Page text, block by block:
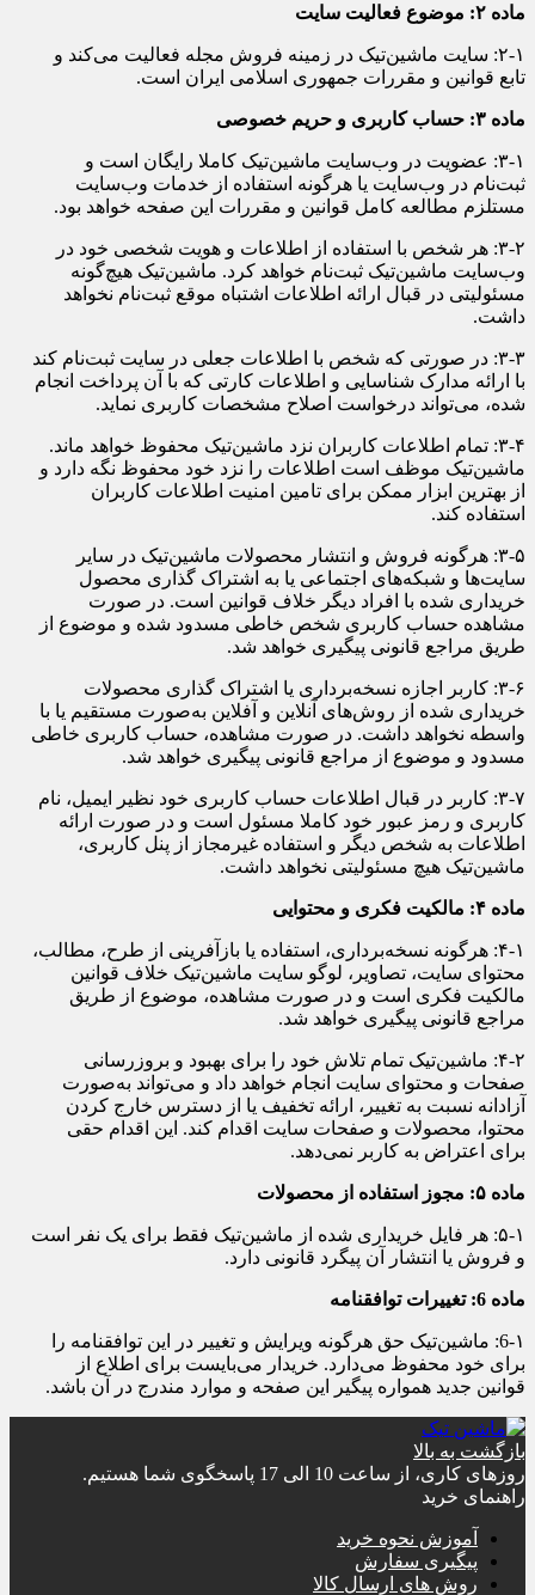
ماده ۲: موضوع فعالیت سایت
۲-۱: سایت ماشین‌تیک در زمینه فروش مجله فعالیت می‌کند و
تابع قوانین و مقررات جمهوری اسلامی ایران است.
ماده ۳: حساب کاربری و حریم خصوصی
۳-۱: عضویت در وب‌سایت ماشین‌تیک کاملا رایگان است و
ثبت‌نام در وب‌سایت یا هرگونه استفاده از خدمات وب‌سایت
مستلزم مطالعه کامل قوانین و مقررات این صفحه خواهد بود.
۳-۲: هر شخص با استفاده از اطلاعات و هویت شخصی خود در
وب‌سایت ماشین‌تیک ثبت‌نام خواهد کرد. ماشین‌تیک هیچ‌گونه
مسئولیتی در قبال ارائه اطلاعات اشتباه موقع ثبت‌نام نخواهد
داشت.
۳-۳: در صورتی که شخص با اطلاعات جعلی در سایت ثبت‌نام کند
با ارائه مدارک شناسایی و اطلاعات کارتی که با آن پرداخت انجام
شده، می‌تواند درخواست اصلاح مشخصات کاربری نماید.
۳-۴: تمام اطلاعات کاربران نزد ماشین‌تیک محفوظ خواهد ماند.
ماشین‌تیک موظف است اطلاعات را نزد خود محفوظ نگه دارد و
از بهترین ابزار ممکن برای تامین امنیت اطلاعات کاربران
استفاده کند.
۳-۵: هرگونه فروش و انتشار محصولات ماشین‌تیک در سایر
سایت‌ها و شبکه‌های اجتماعی یا به اشتراک گذاری محصول
خریداری شده با افراد دیگر خلاف قوانین است. در صورت
مشاهده حساب کاربری شخص خاطی مسدود شده و موضوع از
طریق مراجع قانونی پیگیری خواهد شد.
۳-۶: کاربر اجازه نسخه‌برداری یا اشتراک گذاری محصولات
خریداری شده از روش‌های آنلاین و آفلاین به‌صورت مستقیم یا با
واسطه نخواهد داشت. در صورت مشاهده، حساب کاربری خاطی
مسدود و موضوع از مراجع قانونی پیگیری خواهد شد.
۳-۷: کاربر در قبال اطلاعات حساب کاربری خود نظیر ایمیل، نام
کاربری و رمز عبور خود کاملا مسئول است و در صورت ارائه
اطلاعات به شخص دیگر و استفاده غیرمجاز از پنل کاربری،
ماشین‌تیک هیچ مسئولیتی نخواهد داشت.
ماده ۴: مالکیت فکری و محتوایی
۴-۱: هرگونه نسخه‌برداری، استفاده یا بازآفرینی از طرح، مطالب،
محتوای سایت، تصاویر، لوگو سایت ماشین‌تیک خلاف قوانین
مالکیت فکری است و در صورت مشاهده، موضوع از طریق
مراجع قانونی پیگیری خواهد شد.
۴-۲: ماشین‌تیک تمام تلاش خود را برای بهبود و بروزرسانی
صفحات و محتوای سایت انجام خواهد داد و می‌تواند به‌صورت
آزادانه نسبت به تغییر، ارائه تخفیف یا از دسترس خارج کردن
محتوا، محصولات و صفحات سایت اقدام کند. این اقدام حقی
برای اعتراض به کاربر نمی‌دهد.
ماده ۵: مجوز استفاده از محصولات
۵-۱: هر فایل خریداری شده از ماشین‌تیک فقط برای یک نفر است
و فروش یا انتشار آن پیگرد قانونی دارد.
ماده 6: تغییرات توافقنامه
6-۱: ماشین‌تیک حق هرگونه ویرایش و تغییر در این توافقنامه را
برای خود محفوظ می‌دارد. خریدار می‌بایست برای اطلاع از
قوانین جدید همواره پیگیر این صفحه و موارد مندرج در آن باشد.
بازگشت به بالا
روزهای کاری، از ساعت 10 الی 17 پاسخگوی شما هستیم.
راهنمای خرید
آموزش نحوه خرید
پیگیری سفارش
روش های ارسال کالا